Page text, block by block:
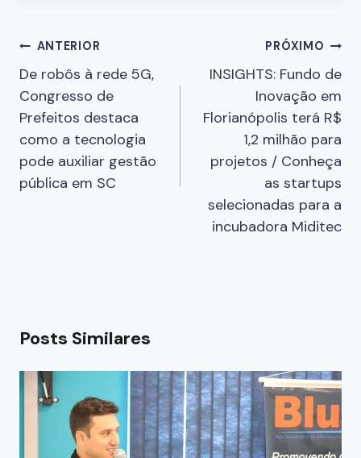
ANTERIOR
De robôs à rede 5G,
Congresso de
Prefeitos destaca
como a tecnologia
pode auxiliar gestão
pública em SC
PRÓXIMO
INSIGHTS: Fundo de
Inovação em
Florianópolis terá R$
1,2 milhão para
projetos / Conheça
as startups
selecionadas para a
incubadora Miditec
Posts Similares